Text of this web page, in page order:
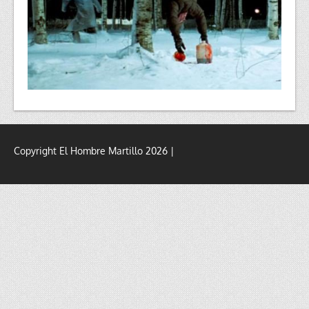
Copyright El Hombre Martillo 2026 |